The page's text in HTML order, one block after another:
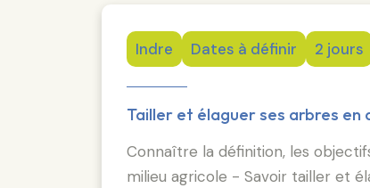
Indre Dates à définir 2 jours
Tailler et élaguer ses arbres
Connaître la définition, les
milieu agricole - Savoir tailler et